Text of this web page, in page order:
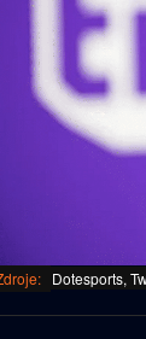
Dotesports,